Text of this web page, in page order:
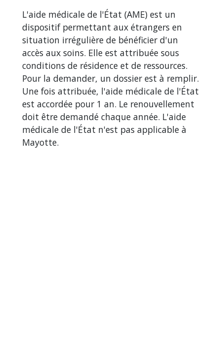
L'aide médicale de l'État (AME) est un
dispositif permettant aux étrangers en
situation irrégulière de bénéficier d'un
accès aux soins. Elle est attribuée sous
conditions de résidence et de ressources.
Pour la demander, un dossier est à remplir.
Une fois attribuée, l'aide médicale de l'État
est accordée pour 1 an. Le renouvellement
doit être demandé chaque année. L'aide
médicale de l'État n'est pas applicable à
Mayotte.